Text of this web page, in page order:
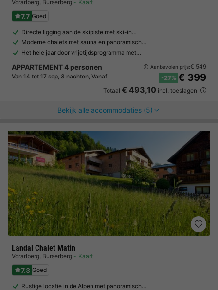
Vorarlberg, Burserberg Kaart
7.7 Goed
Directe ligging aan de skipiste met ski-in…
Moderne chalets met sauna en panoramisch…
Het hele jaar door vrijetijdsprogramma met…
APPARTEMENT 4 personen
Van 14 tot 17 sep, 3 nachten, Vanaf
Aanbevolen prijs:€ 549
-27% € 399
Totaal € 493,10 incl. toeslagen
Bekijk alle accommodaties (5)
Landal Chalet Matin
Vorarlberg, Burserberg Kaart
7.3 Goed
Rustige locatie in de Alpen met panoramisch…